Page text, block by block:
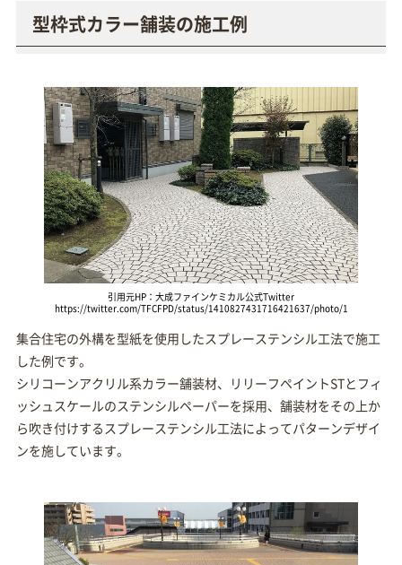
型枠式カラー舗装の施工例
引用元HP：大成ファインケミカル公式Twitter
https://twitter.com/TFCFPD/status/1410827431716421637/photo/1
集合住宅の外構を型紙を使用したスプレーステンシル工法で施工
した例です。
シリコーンアクリル系カラー舗装材、リリーフペイントSTとフィ
ッシュスケールのステンシルペーパーを採用、舗装材をその上か
ら吹き付けするスプレーステンシル工法によってパターンデザイ
ンを施しています。